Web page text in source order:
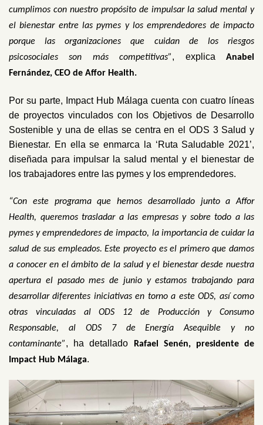
cumplimos con nuestro propósito de impulsar la salud mental y
el bienestar entre las pymes y los emprendedores de impacto
porque las organizaciones que cuidan de los riesgos
psicosociales son más competitivas”, explicaAnabel
Fernández, CEO de Affor Health.
Por su parte, Impact Hub Málaga cuenta con cuatro líneas
de proyectos vinculados con los Objetivos de Desarrollo
Sostenible y una de ellas se centra en el ODS 3 Salud y
Bienestar. En ella se enmarca la ‘Ruta Saludable 2021’,
diseñada para impulsar la salud mental y el bienestar de
los trabajadores entre las pymes y los emprendedores.
“Con este programa que hemos desarrollado junto a Affor
Health, queremos trasladar a las empresas y sobre todo a las
pymes y emprendedores de impacto, la importancia de cuidar la
salud de sus empleados. Este proyecto es el primero que damos
a conocer en el ámbito de la salud y el bienestar desde nuestra
apertura el pasado mes de junio y estamos trabajando para
desarrollar diferentes iniciativas en torno a este ODS, así como
otras vinculadas al ODS 12 de Producción y Consumo
Responsable, al ODS 7 de Energía Asequible y no
contaminante”, ha detallado
Rafael Senén, presidente de
Impact Hub Málaga.